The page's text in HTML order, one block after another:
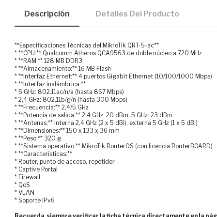
Descripción Detalles Del Producto
**Especificaciones Técnicas del MikroTik QRT-5-ac**
* **CPU:** Qualcomm Atheros QCA9563 de doble núcleo a 720 MHz
* **RAM:** 128 MB DDR3
* **Almacenamiento:** 16 MB Flash
* **Interfaz Ethernet:** 4 puertos Gigabit Ethernet (10/100/1000 Mbps)
* **Interfaz inalámbrica:**
* 5 GHz: 802.11ac/n/a (hasta 867 Mbps)
* 2,4 GHz: 802.11b/g/n (hasta 300 Mbps)
* **Frecuencia:** 2,4/5 GHz
* **Potencia de salida:** 2,4 GHz: 20 dBm, 5 GHz: 23 dBm
* **Antenas:** Interna 2,4 GHz (2 x 5 dBi), externa 5 GHz (1 x 5 dBi)
* **Dimensiones:** 150 x 133 x 36 mm
* **Peso:** 320 g
* **Sistema operativo:** MikroTik RouterOS (con licencia RouterBOARD)
* **Características:**
* Router, punto de acceso, repetidor
* Captive Portal
* Firewall
* QoS
* VLAN
* Soporte IPv6